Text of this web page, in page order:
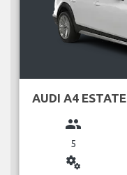
AUDI A4 ESTATE
group
5
miscellaneous_services